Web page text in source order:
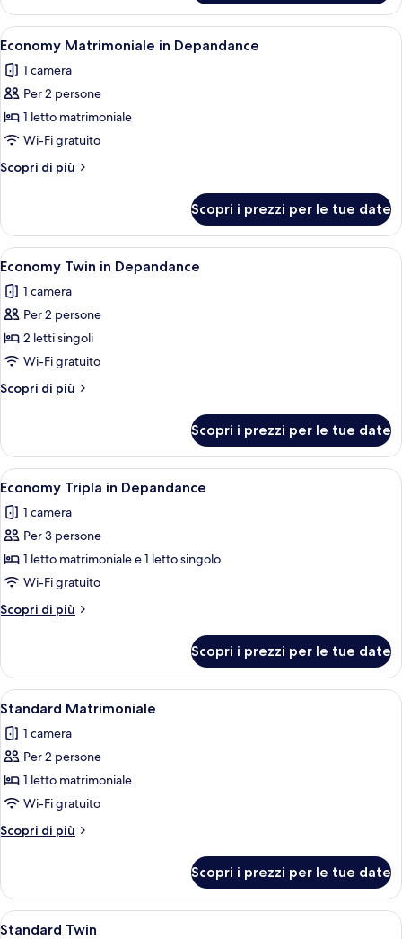
Single
French
Bed
Apri
tutte
le
foto
per
Economy
Matrimoniale
in
Camera d'albergo con due letti,
4
Economy Matrimoniale in Depandance
1 camera
Per 2 persone
1 letto matrimoniale
Wi-Fi gratuito
Scopri di più
Altri
Matrimoniale
in
Depandance
Scopri i prezzi per le tue date
Apri
tutte
le
foto
per
Economy
Twin
in
Camera d'albergo con due letti,
4
Economy Twin in Depandance
1 camera
Per 2 persone
2 letti singoli
Wi-Fi gratuito
Scopri di più
Altri
Twin
in
Depandance
Scopri i prezzi per le tue date
Apri
tutte
le
foto
per
Economy
Tripla
in
Camera d'albergo con due letti,
4
Economy Tripla in Depandance
1 camera
Per 3 persone
1 letto matrimoniale e 1 letto singolo
Wi-Fi gratuito
Scopri di più
Altri
Tripla
in
Depandance
Scopri i prezzi per le tue date
Apri
tutte
le
foto
per
Standard
Matrimoniale
Una camera da letto moderna con
11
Standard Matrimoniale
1 camera
Per 2 persone
1 letto matrimoniale
Wi-Fi gratuito
Scopri di più
Altri
Matrimoniale
Scopri i prezzi per le tue date
Apri
Una camera d'albergo moderna con
6
Standard Twin